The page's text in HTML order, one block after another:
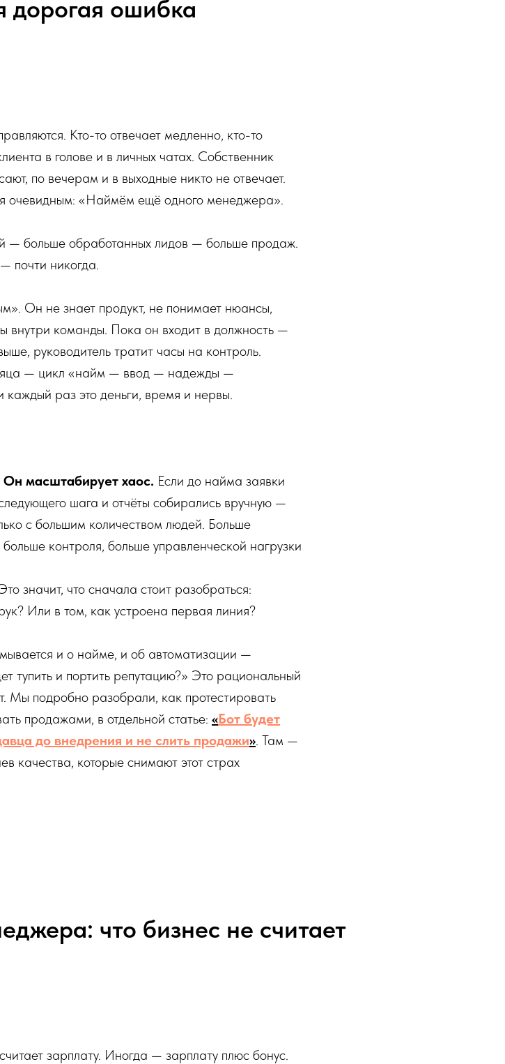
дорогая ошибка
Кто-то отвечает медленно, кто-то
в голове и в личных чатах. Собственник
по вечерам и в выходные никто не отвечает.
очевидным: «Наймём ещё одного менеджера».
— больше обработанных лидов — больше продаж.
почти никогда.
Он не знает продукт, не понимает нюансы,
внутри команды. Пока он входит в должность —
руководитель тратит часы на контроль.
— цикл «найм — ввод — надежды —
каждый раз это деньги, время и нервы.
масштабирует хаос. Если до найма заявки
шага и отчёты собирались вручную —
с большим количеством людей. Больше
контроля, больше управленческой нагрузки
значит, что сначала стоит разобраться:
Или в том, как устроена первая линия?
и о найме, и об автоматизации —
тупить и портить репутацию?» Это рациональный
Мы подробно разобрали, как протестировать
продажами, в отдельной статье: «Бот будет
до внедрения и не слить продажи». Там —
качества, которые снимают этот страх
что бизнес не считает
зарплату. Иногда — зарплату плюс бонус.